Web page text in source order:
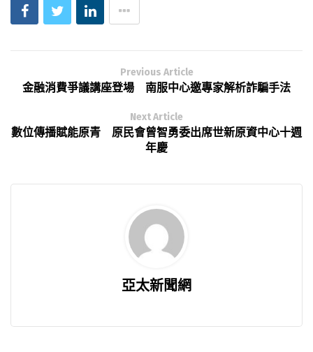
Previous Article
金融消費爭議講座登場 南服中心邀專家解析詐騙手法
Next Article
數位傳播賦能原青 原民會曾智勇委出席世新原資中心十週
年慶
亞太新聞網